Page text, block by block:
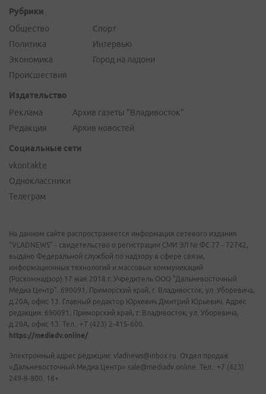
Рубрики
Общество
Политика
Экономика
Происшествия
Спорт
Интервью
Город на ладони
Издательство
Реклама
Редакция
Архив газеты "Владивосток"
Архив новостей
Социальные сети
vkontakte
Одноклассники
Телеграм
На данном сайте распространяется информация сетевого издания
"VLADNEWS" - свидетельство о регистрации СМИ ЭЛ № ФС 77 - 72742,
выдано Федеральной службой по надзору в сфере связи,
информационных технологий и массовых коммуникаций
(Роскомнадзор) 17 мая 2018 г. Учредитель ООО "Дальневосточный
Медиа Центр". 690091, Приморский край, г. Владивосток, ул. Уборевича,
д.20А, офис 13. Главный редактор Юркевич Дмитрий Юрьевич. Адрес
редакции: 690091, Приморский край, г. Владивосток, ул. Уборевича,
д.20А, офис 13. Тел.: +7 (423) 2-415-600.
https://mediadv.online/
Электронный адрес редакции: vladnews@inbox.ru. Отдел продаж
«Дальневосточный Медиа Центр» sale@mediadv.online. Тел.: +7 (423)
249-8-800. 18+